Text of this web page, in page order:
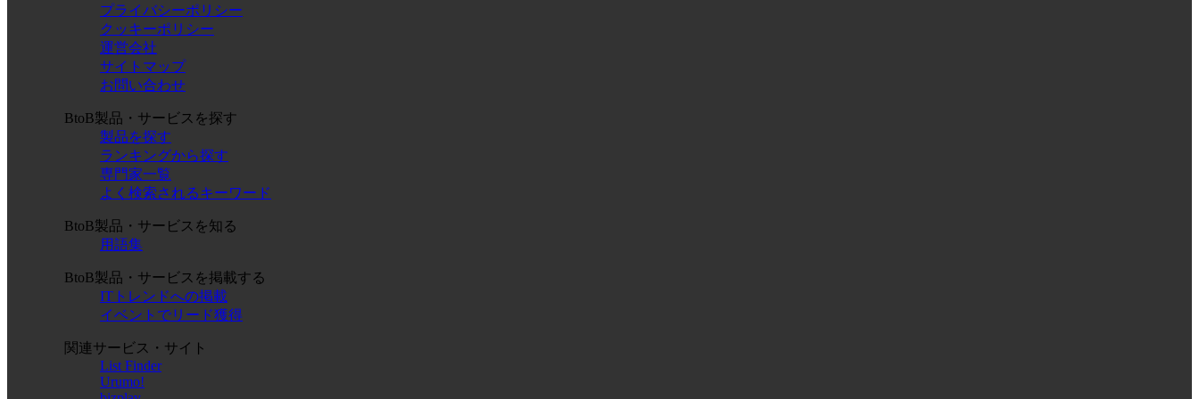
プライバシーポリシー
クッキーポリシー
運営会社
サイトマップ
お問い合わせ
BtoB製品・サービスを探す
製品を探す
ランキングから探す
専門家一覧
よく検索されるキーワード
BtoB製品・サービスを知る
用語集
BtoB製品・サービスを掲載する
ITトレンドへの掲載
イベントでリード獲得
関連サービス・サイト
List Finder
Urumo!